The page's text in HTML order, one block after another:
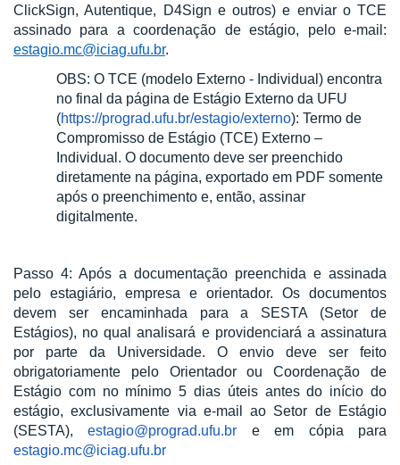
ClickSign, Autentique, D4Sign e outros) e enviar o TCE
assinado para a coordenação de estágio, pelo e-mail:
estagio.mc@iciag.ufu.br.
OBS: O TCE (modelo Externo - Individual) encontra
no final da página de Estágio Externo da UFU
(https://prograd.ufu.br/estagio/externo): Termo de
Compromisso de Estágio (TCE) Externo –
Individual. O documento deve ser preenchido
diretamente na página, exportado em PDF somente
após o preenchimento e, então, assinar
digitalmente.
Passo 4: Após a documentação preenchida e assinada
pelo estagiário, empresa e orientador. Os documentos
devem ser encaminhada para a SESTA (Setor de
Estágios), no qual analisará e providenciará a assinatura
por parte da Universidade. O envio deve ser feito
obrigatoriamente pelo Orientador ou Coordenação de
Estágio com no mínimo 5 dias úteis antes do início do
estágio, exclusivamente via e-mail ao Setor de Estágio
(SESTA),estagio@prograd.ufu.br e em cópia para
estagio.mc@iciag.ufu.br